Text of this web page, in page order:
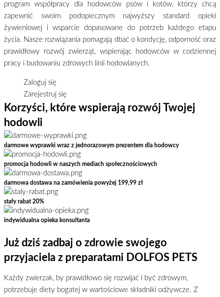
program współpracy dla hodowców psów i kotów, którzy chcą
zapewnić swoim podopiecznym najwyższy standard opieki
żywieniowej i wsparcie dopasowane do potrzeb każdego etapu
życia. Nasze rozwiązania pomagają dbać o kondycję, odporność oraz
prawidłowy rozwój zwierząt, wspierając hodowców w codziennej
pracy i budowaniu zdrowych linii hodowlanych.
Zaloguj się
Zarejestruj się
Korzyści, które wspierają rozwój Twojej
hodowli
darmowe wyprawki wraz z jednorazowym prezentem dla hodowcy
promocja hodowli w naszych mediach społecznościowych
darmowa dostawa na zamówienia powyżej 199,99 zł
stały rabat 20%
indywidualna opieka konsultanta
Już dziś zadbaj o zdrowie swojego
przyjaciela z preparatami DOLFOS PETS
Każdy zwierzak, by prawidłowo się rozwijać i być zdrowym,
potrzebuje diety bogatej w wartościowe składniki odżywcze. Z